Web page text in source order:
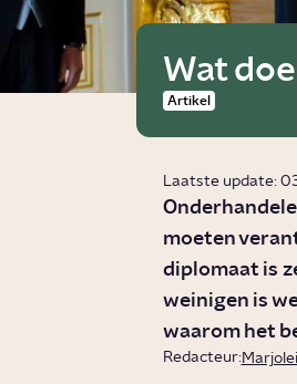
Wat
Artikel
Laatste update:
moeten
diplomaat is
weinigen is
waarom het
Redacteur: